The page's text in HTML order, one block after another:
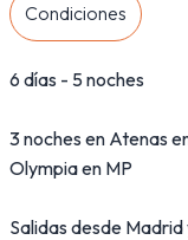
Condiciones
6 días - 5 noches
3 noches en Atenas
Olympia en MP
Salidas desde